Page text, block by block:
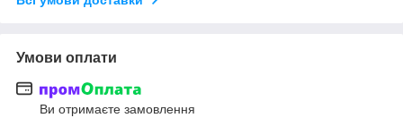
Умови оплати
Ви отримаєте замовлення